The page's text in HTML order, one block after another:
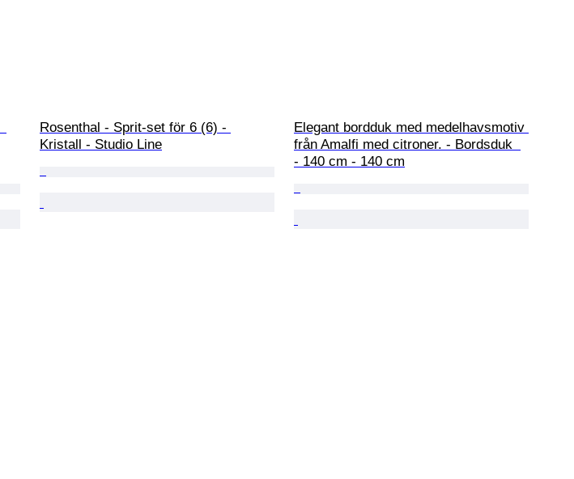
Rosenthal - Sprit-set för 6 (6) -
Kristall - Studio Line
Elegant bordduk med medelhavsmotiv
från Amalfi med citroner. - Bordsduk
- 140 cm - 140 cm